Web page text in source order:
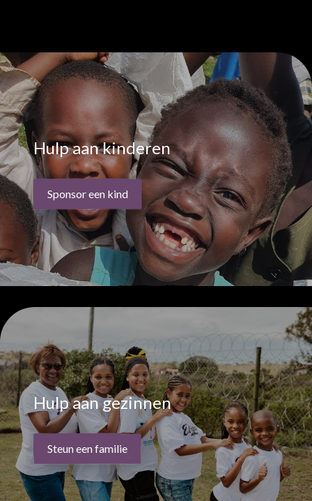
Hulp aan kinderen
Sponsor een kind
Hulp aan gezinnen
Steun een familie